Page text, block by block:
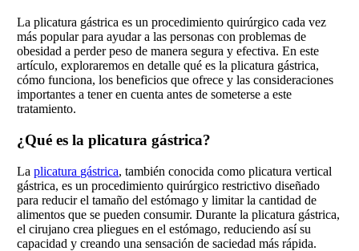
La plicatura gástrica es un procedimiento quirúrgico cada vez
más popular para ayudar a las personas con problemas de
obesidad a perder peso de manera segura y efectiva. En este
artículo, exploraremos en detalle qué es la plicatura gástrica,
cómo funciona, los beneficios que ofrece y las consideraciones
importantes a tener en cuenta antes de someterse a este
tratamiento.
¿Qué es la plicatura gástrica?
Laplicatura gástrica, también conocida como plicatura vertical
gástrica, es un procedimiento quirúrgico restrictivo diseñado
para reducir el tamaño del estómago y limitar la cantidad de
alimentos que se pueden consumir. Durante la plicatura gástrica,
el cirujano crea pliegues en el estómago, reduciendo así su
capacidad y creando una sensación de saciedad más rápida.